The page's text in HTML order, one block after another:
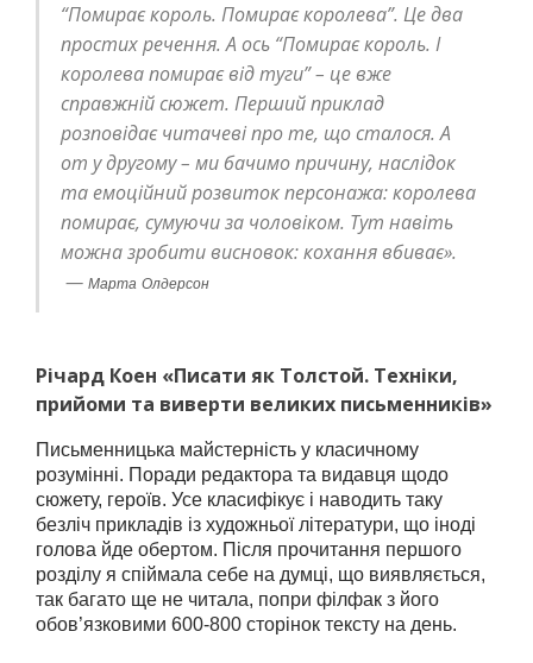
“Помирає король. Помирає королева”. Це два
простих речення. А ось “Помирає король. І
королева помирає від туги” – це вже
справжній сюжет. Перший приклад
розповідає читачеві про те, що сталося. А
от у другому – ми бачимо причину, наслідок
та емоційний розвиток персонажа: королева
помирає, сумуючи за чоловіком. Тут навіть
можна зробити висновок: кохання вбиває».
— Марта Олдерсон
Річард Коен «Писати як Толстой. Техніки,
прийоми та виверти великих письменників»
Письменницька майстерність у класичному
розумінні. Поради редактора та видавця щодо
сюжету, героїв. Усе класифікує і наводить таку
безліч прикладів із художньої літератури, що іноді
голова йде обертом. Після прочитання першого
розділу я спіймала себе на думці, що виявляється,
так багато ще не читала, попри філфак з його
обов’язковими 600-800 сторінок тексту на день.